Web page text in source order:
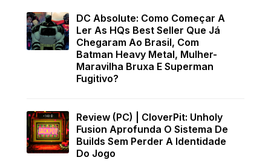
DC Absolute: Como Começar A
Ler As HQs Best Seller Que Já
Chegaram Ao Brasil, Com
Batman Heavy Metal, Mulher-
Maravilha Bruxa E Superman
Fugitivo?
Review (PC) | CloverPit: Unholy
Fusion Aprofunda O Sistema De
Builds Sem Perder A Identidade
Do Jogo